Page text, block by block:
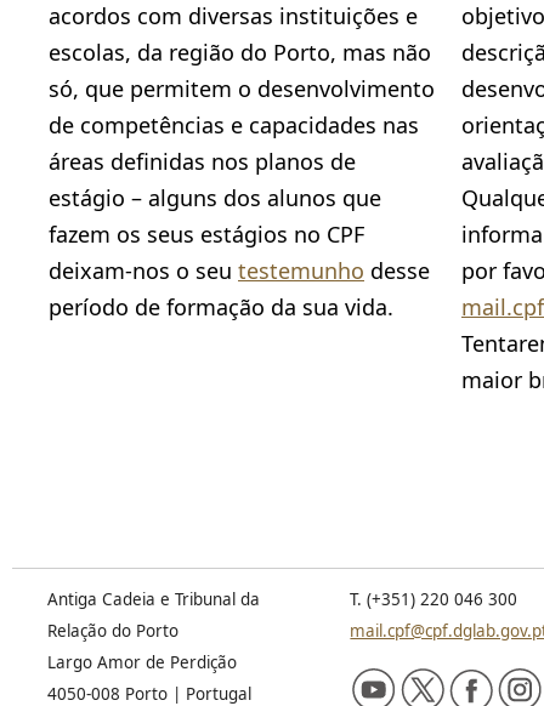
acordos com diversas instituições e
escolas, da região do Porto, mas não
só, que permitem o desenvolvimento
de competências e capacidades nas
áreas definidas nos planos de
estágio – alguns dos alunos que
fazem os seus estágios no CPF
deixam-nos o seu testemunho desse
período de formação da sua vida.
por
maior
Antiga Cadeia e Tribunal da
Relação do Porto
Largo Amor de Perdição
4050-008 Porto | Portugal
T. (+351) 220 046 300